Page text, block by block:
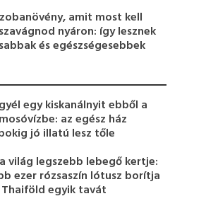
amit most kell
nyáron: így lesznek
és egészségesebbek
egy kiskanálnyit ebből a
az egész ház
jó illatú lesz tőle
világ legszebb lebegő kertje:
ezer rózsaszín lótusz borítja
egyik tavát